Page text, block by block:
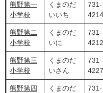
熊野第一
小学校
くまのだ
いいち
731-
4214
熊野第二
小学校
くまのだ
いに
731-
4212
熊野第三
小学校
くまのだ
いさん
731-
4227
熊野第四
くまのだ
731-